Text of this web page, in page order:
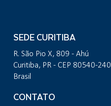
SEDE CURITIBA
R. São Pio X, 809 - Ahú
Curitiba, PR - CEP 80540-240
Brasil
CONTATO